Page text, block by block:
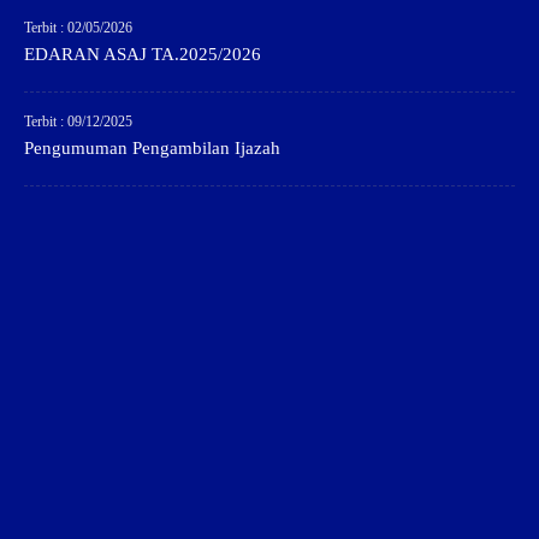
Terbit : 02/05/2026
EDARAN ASAJ TA.2025/2026
Terbit : 09/12/2025
Pengumuman Pengambilan Ijazah